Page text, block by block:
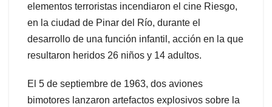
elementos terroristas incendiaron el cine Riesgo,
en la ciudad de Pinar del Río, durante el
desarrollo de una función infantil, acción en la que
resultaron heridos 26 niños y 14 adultos.
El 5 de septiembre de 1963, dos aviones
bimotores lanzaron artefactos explosivos sobre la